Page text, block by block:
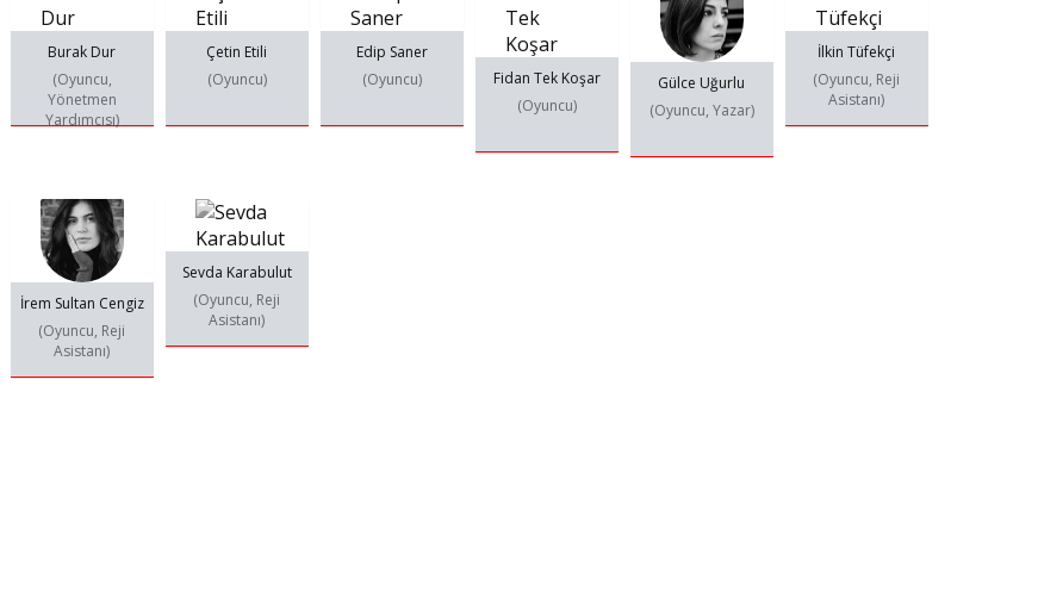
Burak Dur
(Oyuncu,
Yönetmen
Yardımcısı)
Çetin Etili
(Oyuncu)
Edip Saner
(Oyuncu)
Fidan Tek Koşar
(Oyuncu)
Gülce Uğurlu
(Oyuncu, Yazar)
İlkin Tüfekçi
(Oyuncu, Reji
Asistanı)
İrem Sultan Cengiz
(Oyuncu, Reji
Asistanı)
Sevda Karabulut
(Oyuncu, Reji
Asistanı)